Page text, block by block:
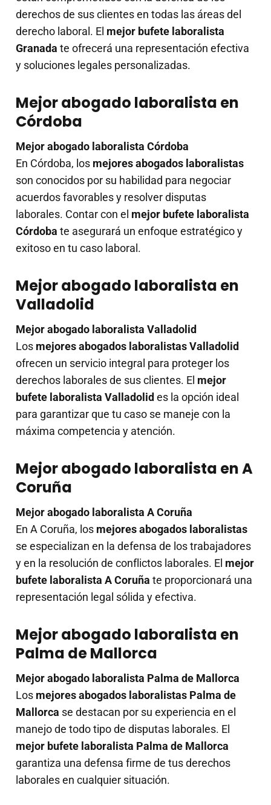
derechos de sus clientes en todas las áreas del
derecho laboral. El mejor bufete laboralista
Granada te ofrecerá una representación efectiva
y soluciones legales personalizadas.
Mejor abogado laboralista en
Córdoba
Mejor abogado laboralista Córdoba
En Córdoba, los mejores abogados laboralistas
son conocidos por su habilidad para negociar
acuerdos favorables y resolver disputas
laborales. Contar con el mejor bufete laboralista
Córdoba te asegurará un enfoque estratégico y
exitoso en tu caso laboral.
Mejor abogado laboralista en
Valladolid
Mejor abogado laboralista Valladolid
Los mejores abogados laboralistas Valladolid
ofrecen un servicio integral para proteger los
derechos laborales de sus clientes. El mejor
bufete laboralista Valladolid es la opción ideal
para garantizar que tu caso se maneje con la
máxima competencia y atención.
Mejor abogado laboralista en A
Coruña
Mejor abogado laboralista A Coruña
En A Coruña, los mejores abogados laboralistas
se especializan en la defensa de los trabajadores
y en la resolución de conflictos laborales. El mejor
bufete laboralista A Coruña te proporcionará una
representación legal sólida y efectiva.
Mejor abogado laboralista en
Palma de Mallorca
Mejor abogado laboralista Palma de Mallorca
Los mejores abogados laboralistas Palma de
Mallorca se destacan por su experiencia en el
manejo de todo tipo de disputas laborales. El
mejor bufete laboralista Palma de Mallorca
garantiza una defensa firme de tus derechos
laborales en cualquier situación.